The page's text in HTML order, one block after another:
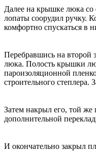
Далее на крышке люка со
лопаты соорудил ручку.
комфортно спускаться в
Перебравшись на второй
люка. Полость крышки
пароизоляционной
строительного степлера.
Затем накрыл его, той же
дополнительной
И окончательно закрыл